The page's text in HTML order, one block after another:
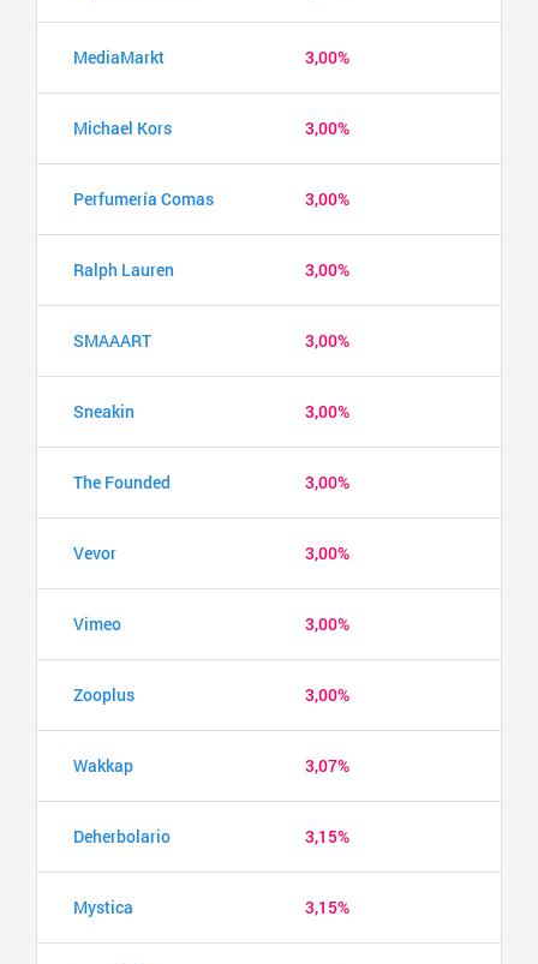
MediaMarkt 3,00%
Michael Kors 3,00%
Perfumería Comas 3,00%
Ralph Lauren 3,00%
SMAAART 3,00%
Sneakin 3,00%
The Founded 3,00%
Vevor 3,00%
Vimeo 3,00%
Zooplus 3,00%
Wakkap 3,07%
Deherbolario 3,15%
Mystica 3,15%